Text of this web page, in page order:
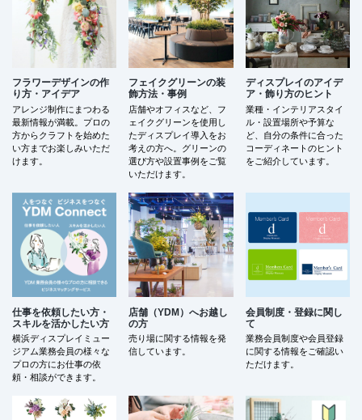
プライバシーポリシー
フラワーデザインの作
り方・アイデア
アレンジ制作にまつわる
最新情報が満載。プロの
方からクラフトを始めた
い方までお楽しみいただ
けます。
フェイクグリーンの装
飾方法・事例
店舗やオフィスなど、フ
ェイクグリーンを使用し
たディスプレイ導入をお
考えの方へ。グリーンの
選び方や設置事例をご覧
いただけます。
ディスプレイのアイデ
ア・飾り方のヒント
業種・インテリアスタイ
ル・設置場所や予算な
ど、自分の条件に合った
コーディネートのヒント
をご紹介しています。
仕事を依頼したい方・
スキルを活かしたい方
横浜ディスプレイミュー
ジアム業務会員の様々な
プロの方にお仕事の依
頼・相談ができます。
店舗（YDM）へお越し
の方
売り場に関する情報を発
信しています。
会員制度・登録に関し
て
業務会員制度や会員登録
に関する情報をご確認い
ただけます。